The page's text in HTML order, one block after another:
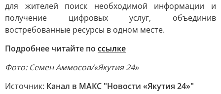
для жителей поиск необходимой информации и
получение цифровых услуг, объединив
востребованные ресурсы в одном месте.
Подробнее читайте по ссылке
Фото: Семен Аммосов/«Якутия 24»
Источник: Канал в МАКС "Новости «Якутия 24»"